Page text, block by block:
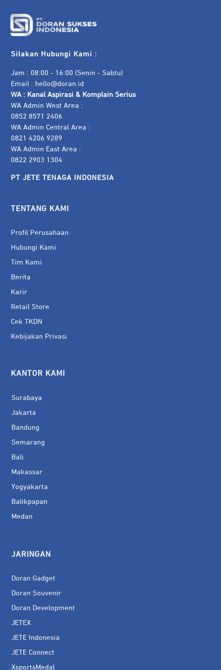
Silakan Hubungi Kami :
Jam : 08:00 - 16:00 (Senin - Sabtu)
Email : hello@doran.id
WA : Kanal Aspirasi & Komplain Serius
WA Admin West Area :
0852 8571 2406
WA Admin Central Area :
0821 4206 9289
WA Admin East Area :
0822 2903 1304
PT JETE TENAGA INDONESIA
TENTANG KAMI
Profil Perusahaan
Hubungi Kami
Tim Kami
Berita
Karir
Retail Store
Cek TKDN
Kebijakan Privasi
KANTOR KAMI
Surabaya
Jakarta
Bandung
Semarang
Bali
Makassar
Yogyakarta
Balikpapan
Medan
JARINGAN
Doran Gadget
Doran Souvenir
Doran Development
JETEX
JETE Indonesia
JETE Connect
XsportsMedal